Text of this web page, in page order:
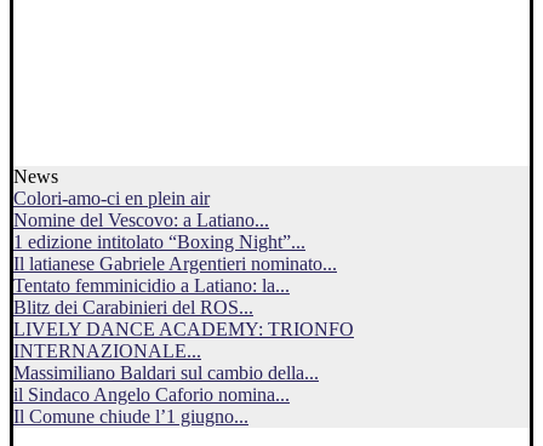
News
Colori-amo-ci en plein air
Nomine del Vescovo: a Latiano...
1 edizione intitolato “Boxing Night”...
Il latianese Gabriele Argentieri nominato...
Tentato femminicidio a Latiano: la...
Blitz dei Carabinieri del ROS...
LIVELY DANCE ACADEMY: TRIONFO
INTERNAZIONALE...
Massimiliano Baldari sul cambio della...
il Sindaco Angelo Caforio nomina...
Il Comune chiude l’1 giugno...